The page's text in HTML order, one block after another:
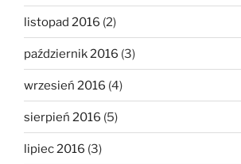
listopad 2016 (2)
październik 2016 (3)
wrzesień 2016 (4)
sierpień 2016 (5)
lipiec 2016 (3)